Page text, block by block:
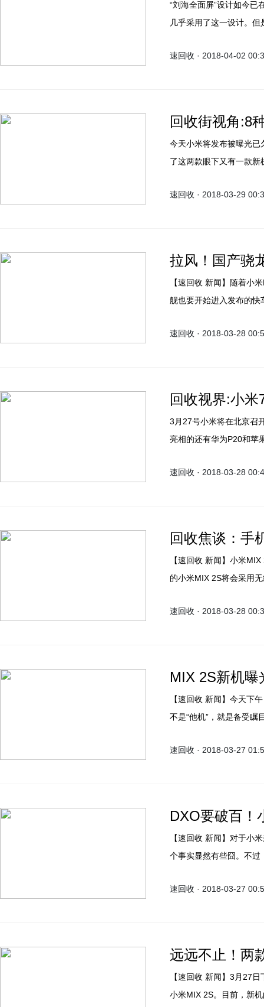
“刘海全面屏”设计如今
几乎采用了这一设计。
速回收 · 2018-04-02
回收街视角:8
今天小米将发布被曝光
了这两款眼下又有一款新机小米
是2018年4月发布。此外
速回收 · 2018-03-29
拉风！国产骁
【速回收 新闻】随着小
舰也要开始进入发布的快车道，纷纷和
速回收 · 2018-03-28
回收视界:小
3月27号小米将在北京召
亮相的还有华为P20和苹
速回收 · 2018-03-28
回收焦谈：手
【速回收 新闻】小米MIX 2S的发布会即将到来，近日据供应链人士透露，即将发布
的小米MIX 2S将会采用
底上市发售，可见各家
速回收 · 2018-03-28
MIX 2S新机
【速回收 新闻】今天下
不是“他机”，就是备受瞩
军之后，直接放出了小
速回收 · 2018-03-27
DXO要破百！
【速回收 新闻】对于小米来说，中端机小米Note 3是目前它们拍照最强的产品，这
个事实显然有些囧。不
速回收 · 2018-03-27
远远不止！两
【速回收 新闻】3月27日下午2点，小米将在上海举办新品发布会，正式发布新旗舰
小米MIX 2S。目前，新机的